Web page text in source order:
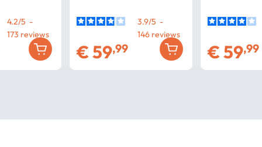
4.2/5 -
173
3.9/5 -
146
€59,99 €59,99